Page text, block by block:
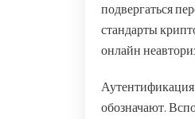
подвергаться
стандарты
онлайн
Аутентификация
обозначают.